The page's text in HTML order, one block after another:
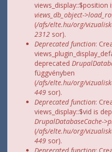
views_display::$position
views_db_object-
(/afs/elte.hu/org/
2312 sor).
Deprecated function:
deprecated
függvényben
(/afs/elte.hu/org/
449 sor).
Deprecated function:
views_display::$vid is
DrupalDatabaseCache-
(/afs/elte.hu/org/
449 sor).
Deprecated function: